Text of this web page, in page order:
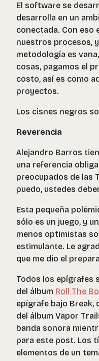
El software se
desarrolla en un
conectada. Con eso
nuestros procesos,
metodología es
cosas, pagamos el
costo, así es como
proyectos.
Los cisnes negros
Reverencia
Alejandro Barros
una referencia
preocupados de las
puedo, ustedes
Esta pequeña
sólo es un juego, y
menos optimistas
estimulante. Le
que me dio el
Todos los epígrafes
del álbum Roll The
epígrafe bajo Break,
del álbum Vapor
banda sonora
para este post. Los
elementos de un